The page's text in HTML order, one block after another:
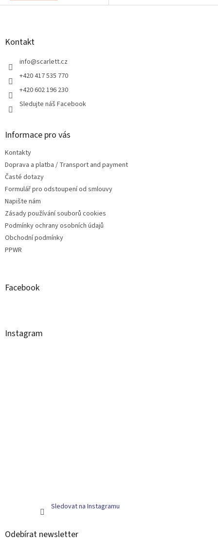
Z
Kontakt
info@scarlett.cz
+420 417 535 770
+420 602 196 230
Sledujte náš Facebook
Informace pro vás
Kontakty
Doprava a platba / Transport and payment
Časté dotazy
Formulář pro odstoupení od smlouvy
Napište nám
Zásady používání souborů cookies
Podmínky ochrany osobních údajů
Obchodní podmínky
PPWR
Facebook
Instagram
Sledovat na Instagramu
Odebírat newsletter